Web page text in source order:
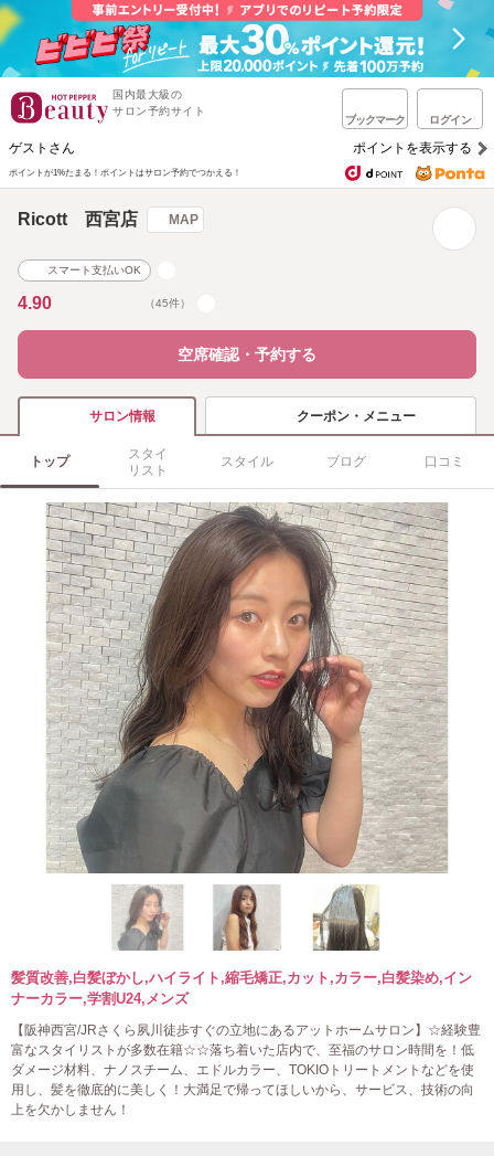
国内最大級の
サロン予約サイト
ブックマーク ログイン
ゲストさん ポイントを表示する
ポイントが1%たまる！ ポイントはサロン予約でつかえる！
Ricott 西宮店 MAP
スマート支払いOK
4.90 （45件）
空席確認・予約する
サロン情報 クーポン・メニュー
トップ
スタイ
リスト
スタイル ブログ 口コミ
髪質改善,白髪ぼかし,ハイライト,縮毛矯正,カット,カラー,白髪染め,イン
ナーカラー,学割U24,メンズ
【阪神西宮/JRさくら夙川徒歩すぐの立地にあるアットホームサロン】☆経験豊
富なスタイリストが多数在籍☆☆落ち着いた店内で、至福のサロン時間を！低
ダメージ材料、ナノスチーム、エドルカラー、TOKIOトリートメントなどを使
用し、髪を徹底的に美しく！大満足で帰ってほしいから、サービス、技術の向
上を欠かしません！